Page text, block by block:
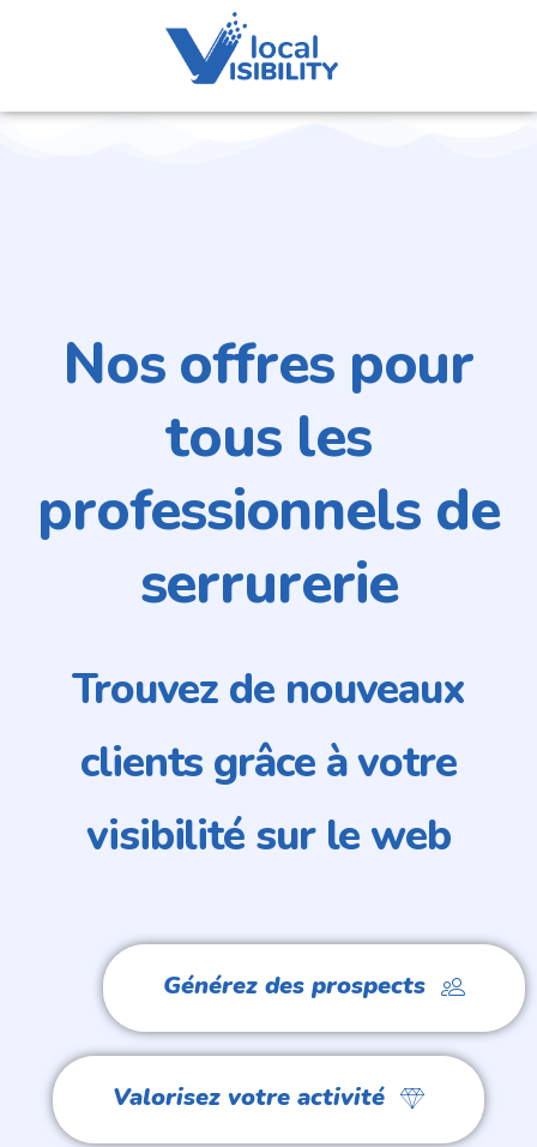
Nos offres pour
tous les
professionnels de
serrurerie
Trouvez de nouveaux
clients grâce à votre
visibilité sur le web
Générez des prospects
Valorisez votre activité